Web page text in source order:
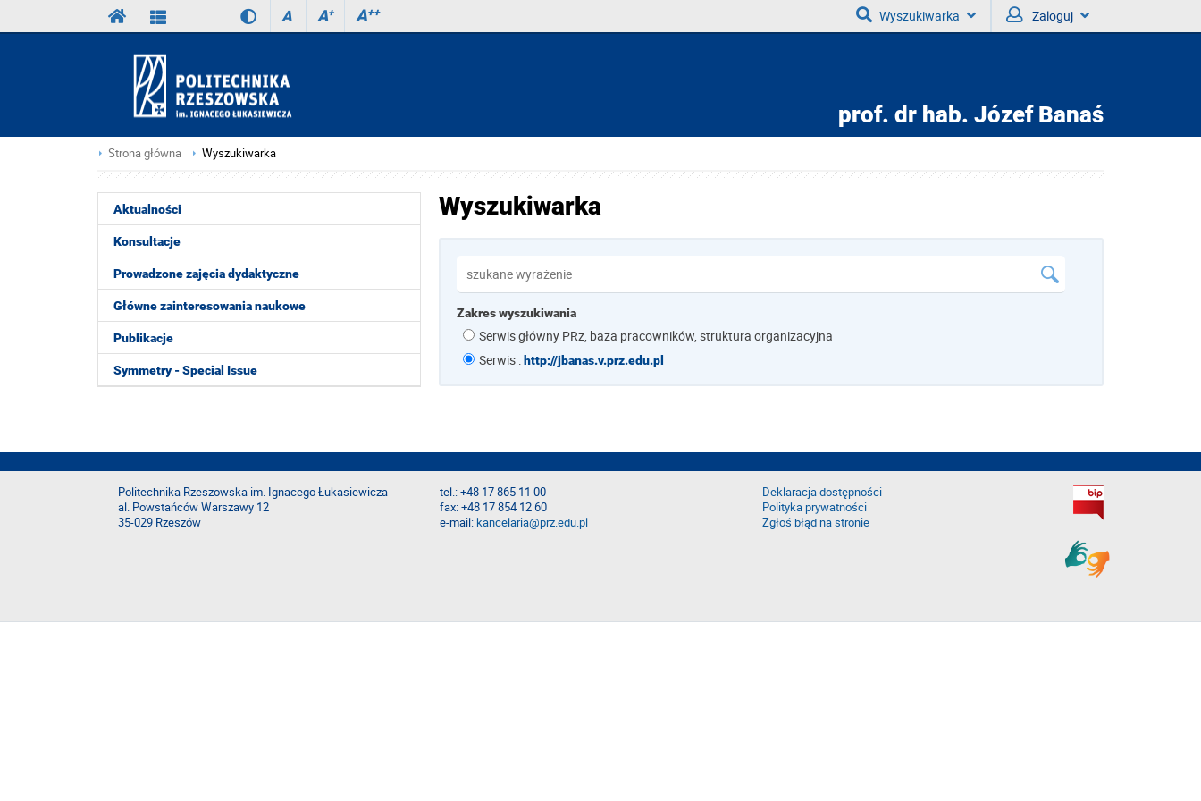
A A+ A++ Wyszukiwarka Zaloguj
prof. dr hab. Józef Banaś
Strona główna Wyszukiwarka
Aktualności
Konsultacje
Prowadzone zajęcia dydaktyczne
Główne zainteresowania naukowe
Publikacje
Symmetry - Special Issue
Wyszukiwarka
Zakres wyszukiwania
Serwis główny PRz, baza pracowników, struktura organizacyjna
Serwis : http://jbanas.v.prz.edu.pl
Politechnika Rzeszowska im. Ignacego Łukasiewicza
al. Powstańców Warszawy 12
35-029 Rzeszów
tel.: +48 17 865 11 00
fax: +48 17 854 12 60
e-mail:kancelaria@prz.edu.pl
Deklaracja dostępności
Polityka prywatności
Zgłoś błąd na stronie